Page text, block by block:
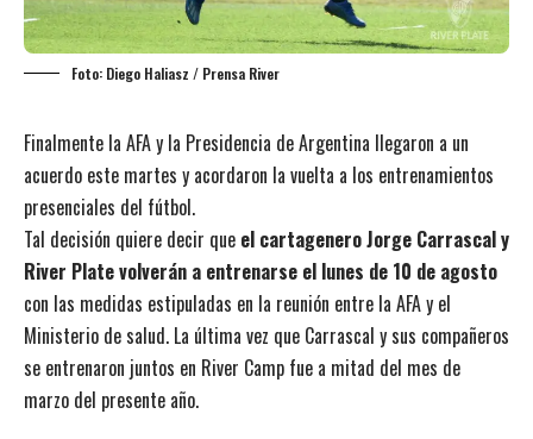
Foto: Diego Haliasz / Prensa River
Finalmente la AFA y la Presidencia de Argentina llegaron a un
acuerdo este martes y acordaron la vuelta a los entrenamientos
presenciales del fútbol.
Tal decisión quiere decir que el cartagenero Jorge Carrascal y
River Plate volverán a entrenarse el lunes de 10 de agosto
con las medidas estipuladas en la reunión entre la AFA y el
Ministerio de salud. La última vez que Carrascal y sus compañeros
se entrenaron juntos en River Camp fue a mitad del mes de
marzo del presente año.